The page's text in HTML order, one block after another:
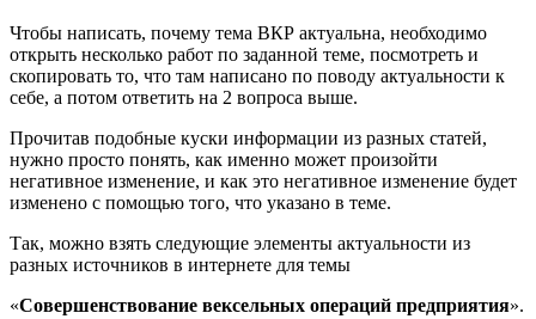
Чтобы написать, почему тема ВКР актуальна, необходимо
открыть несколько работ по заданной теме, посмотреть и
скопировать то, что там написано по поводу актуальности к
себе, а потом ответить на 2 вопроса выше.
Прочитав подобные куски информации из разных статей,
нужно просто понять, как именно может произойти
негативное изменение, и как это негативное изменение будет
изменено с помощью того, что указано в теме.
Так, можно взять следующие элементы актуальности из
разных источников в интернете для темы
«Совершенствование вексельных операций предприятия».